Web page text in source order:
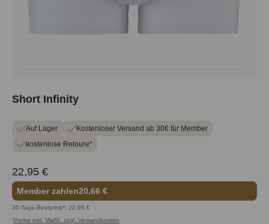
Short Infinity
Auf Lager
Kostenloser Versand ab 30€ für Member
kostenlose Retoure*
22,95 €
Member zahlen20,66 €
30-Tage-Bestpreis*: 22,95 €
Preise inkl. MwSt. zzgl. Versandkosten